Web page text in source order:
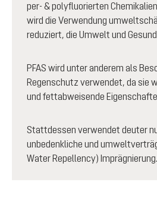
per- & polyfluorierten
wird die Verwendung
reduziert, die Umwelt und
PFAS wird unter anderem als
Regenschutz verwendet, da sie
und fettabweisende
Stattdessen verwendet deuter
unbedenkliche und
Water Repellency) Imprägnierung.